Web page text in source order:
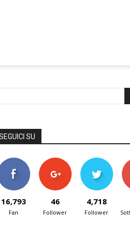
SU
16,793
Fan
46
Follower
4,718
Follower